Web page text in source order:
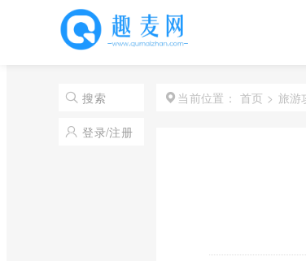
搜索
登录/注册
当前位置： 首页 > 旅游